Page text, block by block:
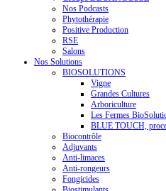
Nos Podcasts
Phytothérapie
Positive Production
RSE
Salons
Nos Solutions
BIOSOLUTIONS
Vigne
Grandes Cultures
Arboriculture
Les Fermes
BLUE TOUCH,
Biocontrôle
Adjuvants
Anti-limaces
Anti-rongeurs
Fongicides